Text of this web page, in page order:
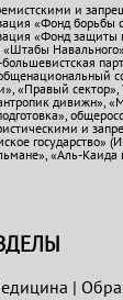
и
«Фонд борьбы
«Фонд защиты
«Правый
дивижн»,
и
государство»
«Аль-Каида
|